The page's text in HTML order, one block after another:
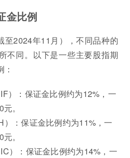
金比例
至2024年11月），不同品种的
不同。以下是一些主要股指期
）：保证金比例约为12%，一
。
）：保证金比例约为11%，一
。
）：保证金比例约为14%，一